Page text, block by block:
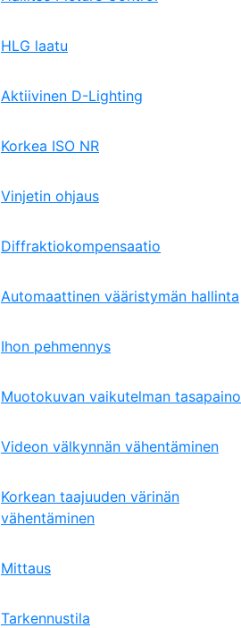
HLG laatu
Aktiivinen D-Lighting
Korkea ISO NR
Vinjetin ohjaus
Diffraktiokompensaatio
Automaattinen vääristymän hallinta
Ihon pehmennys
Muotokuvan vaikutelman tasapaino
Videon välkynnän vähentäminen
Korkean taajuuden värinän
vähentäminen
Mittaus
Tarkennustila